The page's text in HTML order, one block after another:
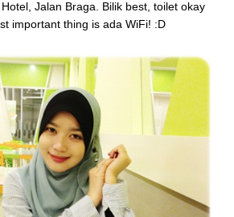
Jalan Braga. Bilik best, toilet okay
important thing is ada WiFi! :D